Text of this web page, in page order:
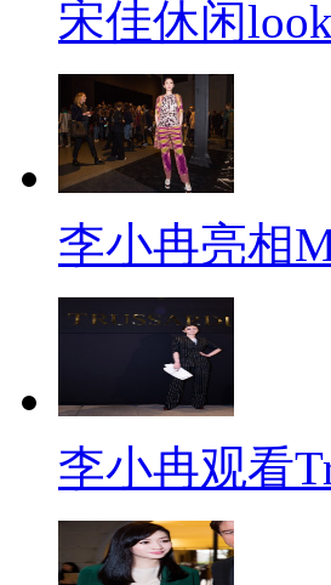
宋佳休闲
李小冉亮相
李小冉观看